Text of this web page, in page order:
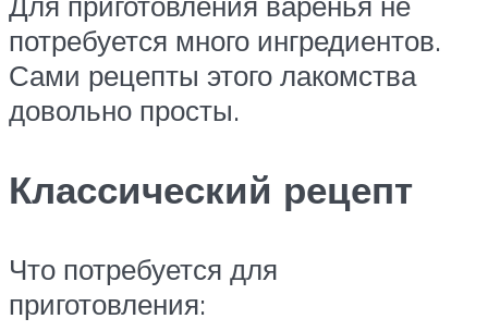
потребуется много ингредиентов.
Сами рецепты этого лакомства
довольно просты.
Классический рецепт
Что потребуется для
приготовления: